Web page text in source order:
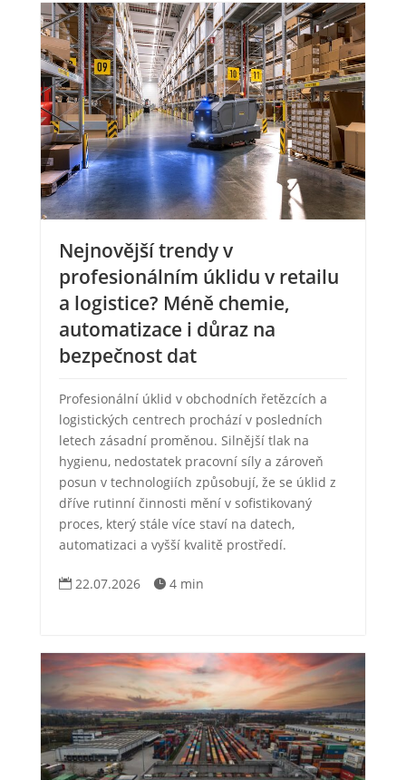
Nejnovější trendy v
profesionálním úklidu v retailu
a logistice? Méně chemie,
automatizace i důraz na
bezpečnost dat
Profesionální úklid v obchodních řetězcích a
logistických centrech prochází v posledních
letech zásadní proměnou. Silnější tlak na
hygienu, nedostatek pracovní síly a zároveň
posun v technologiích způsobují, že se úklid z
dříve rutinní činnosti mění v sofistikovaný
proces, který stále více staví na datech,
automatizaci a vyšší kvalitě prostředí.
 22.07.2026  4 min